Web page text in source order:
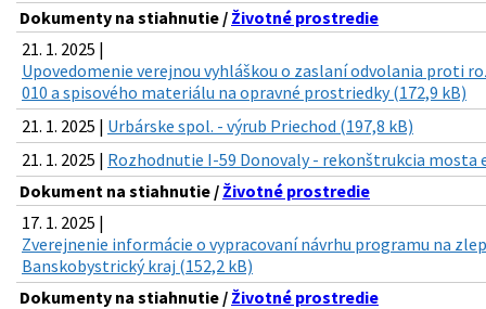
Dokumenty na stiahnutie / Životné prostredie
21. 1. 2025 |
Upovedomenie verejnou vyhláškou o zaslaní odvolania proti
010 a spisového materiálu na opravné prostriedky (172,9 kB)
21. 1. 2025 | Urbárske spol. - výrub Priechod (197,8 kB)
21. 1. 2025 | Rozhodnutie I-59 Donovaly - rekonštrukcia mosta
Dokument na stiahnutie / Životné prostredie
17. 1. 2025 |
Zverejnenie informácie o vypracovaní návrhu programu na
Banskobystrický kraj (152,2 kB)
Dokumenty na stiahnutie / Životné prostredie